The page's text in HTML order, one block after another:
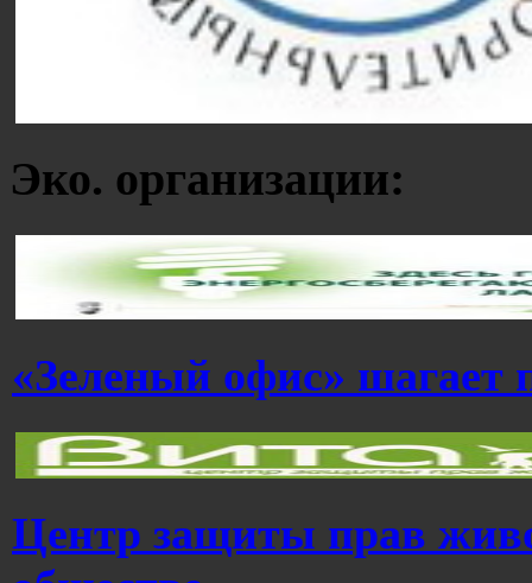
Эко. организации:
«Зеленый офис» шагает
Центр защиты прав